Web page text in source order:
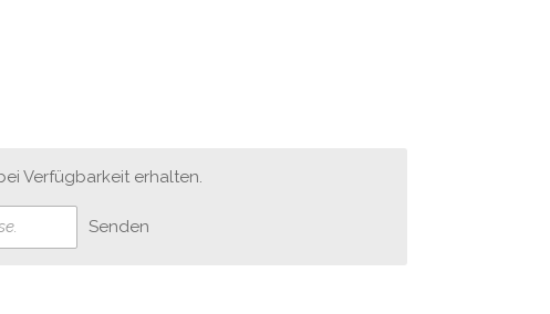
Verfügbarkeit erhalten.
Senden